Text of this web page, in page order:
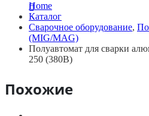
Home
Каталог
Сварочное оборудование,
(MIG/MAG)
Полуавтомат для сварки
250 (380В)
Похожие